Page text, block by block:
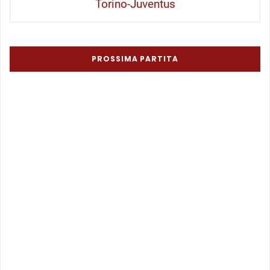
Torino-Juventus
PROSSIMA PARTITA